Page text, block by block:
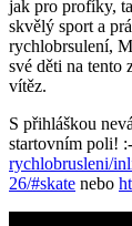
jak pro profíky,
skvělý sport a
rychlobrsulení,
své děti na tento
vítěz.
S přihláškou
startovním poli!
rychlobrusleni/
26/#skate nebo